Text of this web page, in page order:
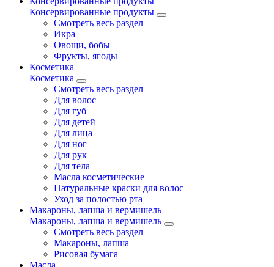
Консервированные продукты
Смотреть весь раздел
Икра
Овощи, бобы
Фрукты, ягоды
Косметика
Косметика
Смотреть весь раздел
Для волос
Для губ
Для детей
Для лица
Для ног
Для рук
Для тела
Масла косметические
Натуральные краски для волос
Уход за полостью рта
Макароны, лапша и вермишель
Макароны, лапша и вермишель
Смотреть весь раздел
Макароны, лапша
Рисовая бумага
Масла